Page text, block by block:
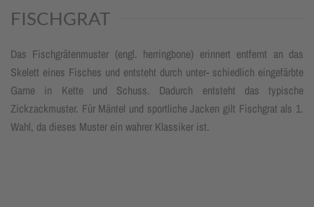
FISCHGRAT
Das Fischgrätenmuster (engl. herringbone) erinnert entfernt an das
Skelett eines Fisches und entsteht durch unter- schiedlich eingefärbte
Garne in Kette und Schuss. Dadurch entsteht das typische
Zickzackmuster. Für Mäntel und sportliche Jacken gilt Fischgrat als 1.
Wahl, da dieses Muster ein wahrer Klassiker ist.